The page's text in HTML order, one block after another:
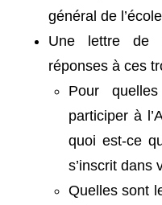
général de
Une lettre de
réponses à ces
Pour
participer à
quoi est-ce
s’inscrit dans
Quelles sont